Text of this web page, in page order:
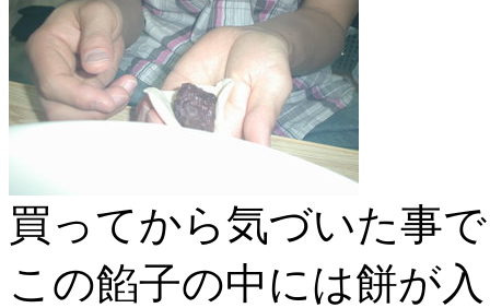
買ってから気づいた事で
この餡子の中には餅が